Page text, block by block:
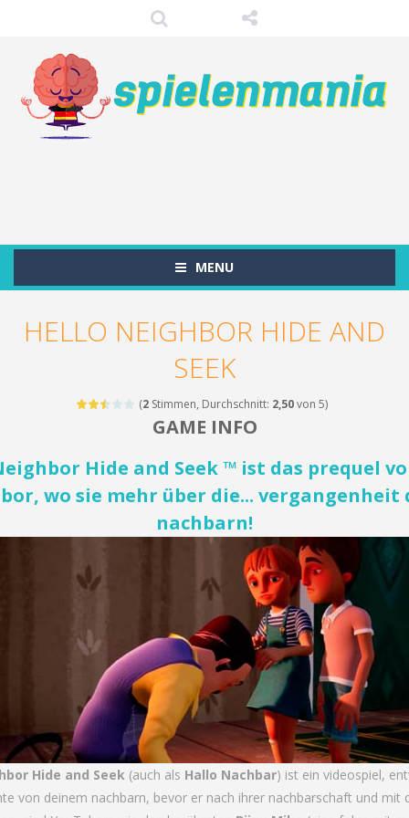
MENU
HELLO NEIGHBOR HIDE AND
SEEK
(2 Stimmen, Durchschnitt: 2,50von 5)
GAME INFO
Hide and Seek ™ ist das prequel
wo sie mehr über die... vergangenheit
nachbarn!
Hide and Seek (auch als Hallo Nachbar) ist ein videospiel,
von deinem nachbarn, bevor er nach ihrer nachbarschaft und mit